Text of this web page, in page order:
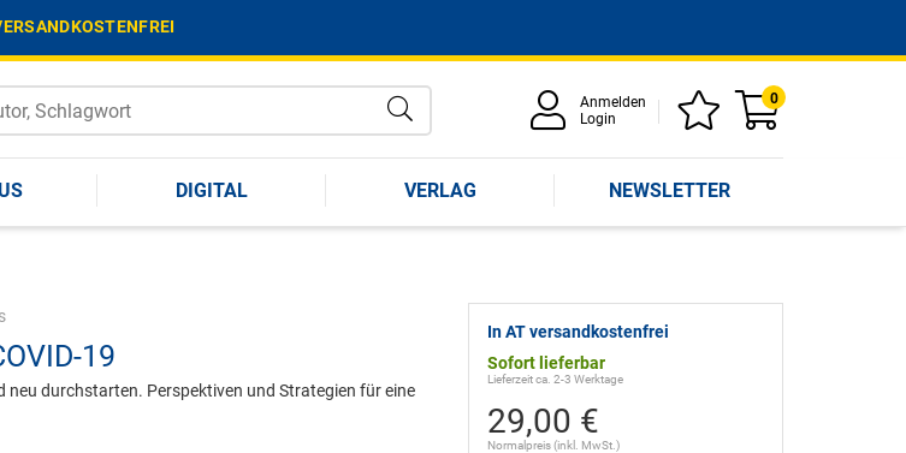
Anmelden
Login
0
DIGITAL VERLAG NEWSLETTER
19
neu durchstarten. Perspektiven und Strategien für eine
In AT versandkostenfrei
Sofort lieferbar
Lieferzeit ca. 2-3 Werktage
29,00 €
Normalpreis (inkl. MwSt.)